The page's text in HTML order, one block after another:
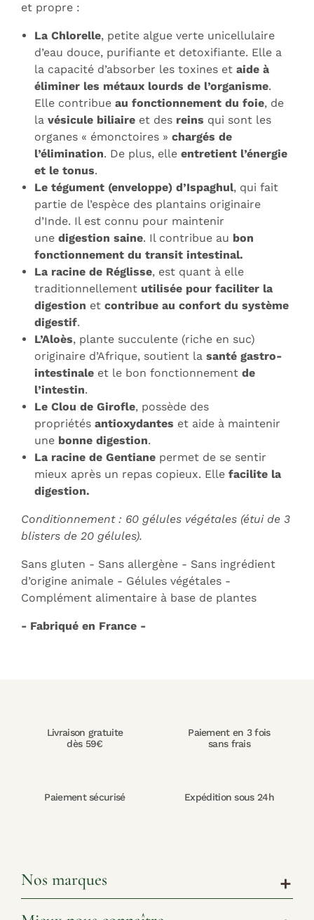
et propre :
La Chlorelle, petite algue verte unicellulaire
d’eau douce, purifiante et detoxifiante. Elle a
la capacité d’absorber les toxines etaide à
éliminer les métaux lourds de l’organisme.
Elle contribueau fonctionnement du foie, de
lavésicule biliaire et des reins qui sont les
organes « émonctoires »chargés de
l’élimination. De plus, elleentretient l’énergie
et le tonus.
Le tégument (enveloppe) d’Ispaghul, qui fait
partie de l’espèce des plantains originaire
d’Inde. Il est connu pour maintenir
unedigestion saine. Il contribue au bon
fonctionnement du transit intestinal.
La racine de Réglisse, est quant à elle
traditionnellement utilisée pour faciliter la
digestion etcontribue au confort du système
digestif.
L’Aloès, plante succulente (riche en suc)
originaire d’Afrique, soutient lasanté gastro-
intestinale et le bon fonctionnementde
l’intestin.
Le Clou de Girofle, possède des
propriétésantioxydantes et aide à maintenir
une bonne digestion.
La racine de Gentiane permet de se sentir
mieux après un repas copieux. Ellefacilite la
digestion.
Conditionnement : 60 gélules végétales (étui de 3
blisters de 20 gélules).
Sans gluten - Sans allergène - Sans ingrédient
d’origine animale - Gélules végétales -
Complément alimentaire à base de plantes
- Fabriqué en France -
Livraison gratuite
dès 59€
Paiement en 3 fois
sans frais
Paiement sécurisé Expédition sous 24h
Nos marques add